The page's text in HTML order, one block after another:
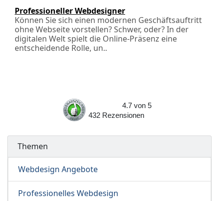
Professioneller Webdesigner
Können Sie sich einen modernen Geschäftsauftritt
ohne Webseite vorstellen? Schwer, oder? In der
digitalen Welt spielt die Online-Präsenz eine
entscheidende Rolle, un..
4.7 von 5
432
Rezensionen
Themen
Webdesign Angebote
Professionelles Webdesign